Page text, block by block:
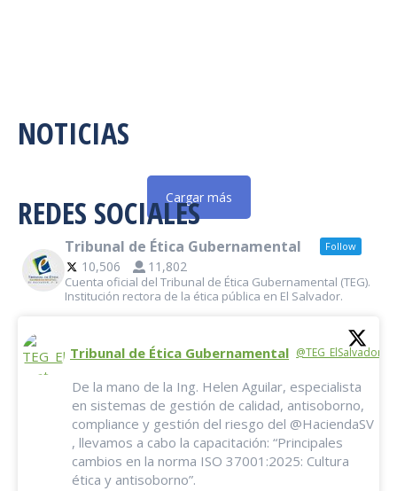
NOTICIAS
Cargar más
REDES SOCIALES
Tribunal de Ética Gubernamental Follow
10,506 11,802
Cuenta oficial del Tribunal de Ética Gubernamental (TEG).
Institución rectora de la ética pública en El Salvador.
Tribunal de Ética Gubernamental @TEG_ElSalvador
De la mano de la Ing. Helen Aguilar, especialista
en sistemas de gestión de calidad, antisoborno,
compliance y gestión del riesgo del @HaciendaSV
, llevamos a cabo la capacitación: “Principales
cambios en la norma ISO 37001:2025: Cultura
ética y antisoborno”.